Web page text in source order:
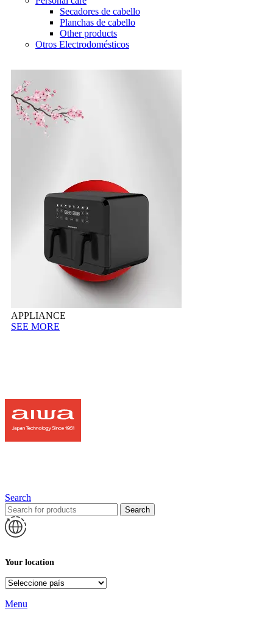
Secadores de cabello
Planchas de cabello
Other products
Otros Electrodomésticos
APPLIANCE
SEE MORE
Search
Search
Your location
Menu